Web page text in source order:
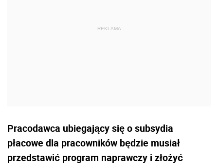
Pracodawca ubiegający się o subsydia
płacowe dla pracowników będzie musiał
przedstawić program naprawczy i złożyć